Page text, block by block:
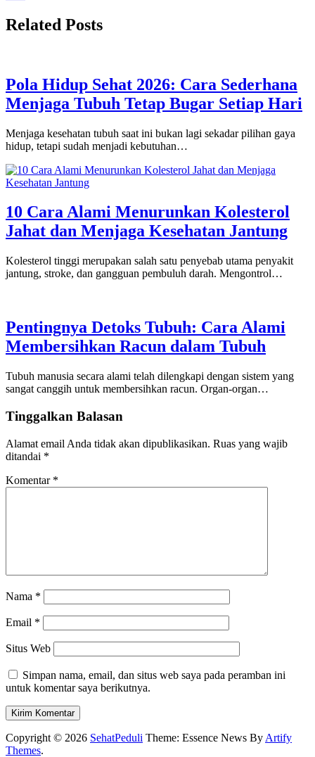
Related Posts
Pola Hidup Sehat 2026: Cara Sederhana
Menjaga Tubuh Tetap Bugar Setiap Hari
Menjaga kesehatan tubuh saat ini bukan lagi sekadar pilihan gaya
hidup, tetapi sudah menjadi kebutuhan…
10 Cara Alami Menurunkan Kolesterol
Jahat dan Menjaga Kesehatan Jantung
Kolesterol tinggi merupakan salah satu penyebab utama penyakit
jantung, stroke, dan gangguan pembuluh darah. Mengontrol…
Pentingnya Detoks Tubuh: Cara Alami
Membersihkan Racun dalam Tubuh
Tubuh manusia secara alami telah dilengkapi dengan sistem yang
sangat canggih untuk membersihkan racun. Organ-organ…
Tinggalkan Balasan
Alamat email Anda tidak akan dipublikasikan. Ruas yang wajib
ditandai *
Komentar *
Nama *
Email *
Situs Web
Simpan nama, email, dan situs web saya pada peramban ini
untuk komentar saya berikutnya.
Copyright © 2026 SehatPeduli Theme: Essence News By Artify
Themes.